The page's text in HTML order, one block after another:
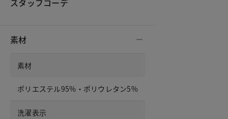
素材
素材
ポリエステル95%・ポリウレタン5%
洗濯表示